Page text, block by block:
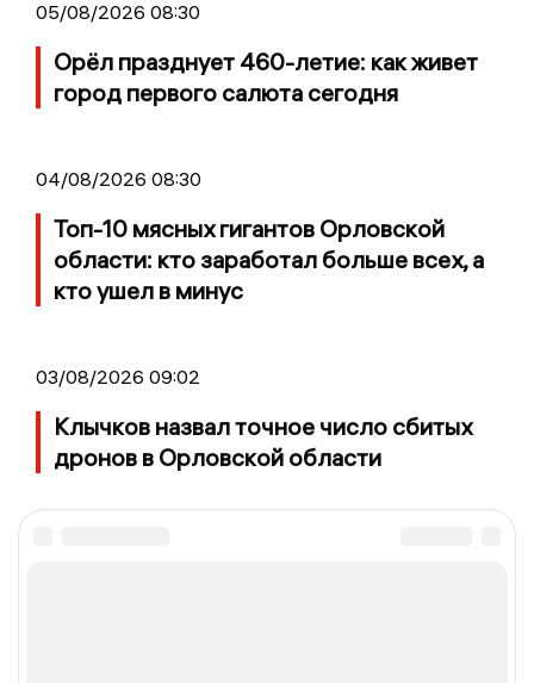
05/08/2026 08:30
Орёл празднует 460-летие: как живет
город первого салюта сегодня
04/08/2026 08:30
Топ-10 мясных гигантов Орловской
области: кто заработал больше всех, а
кто ушел в минус
03/08/2026 09:02
Клычков назвал точное число сбитых
дронов в Орловской области